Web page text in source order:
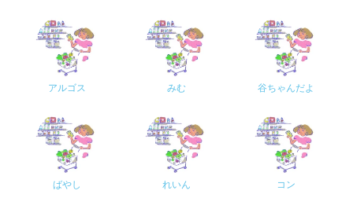
アルゴス みむ 谷ちゃんだよ
ばやし れいん コン